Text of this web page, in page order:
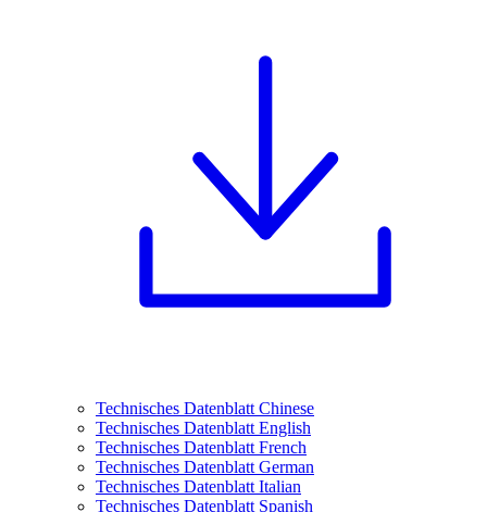
Technisches Datenblatt Chinese
Technisches Datenblatt English
Technisches Datenblatt French
Technisches Datenblatt German
Technisches Datenblatt Italian
Technisches Datenblatt Spanish